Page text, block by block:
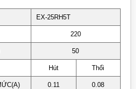
EX-25RH5T
220
50
Hút Thổi
0.11 0.08